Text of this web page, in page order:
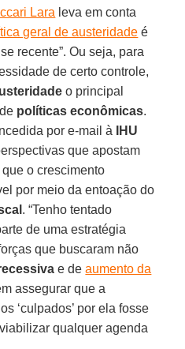
Lara leva em conta
geral de austeridade é
recente”. Ou seja, para
de certo controle,
o principal
políticas econômicas.
por e-mail à IHU
que apostam
o crescimento
por meio da entoação do
. “Tenho tentado
de uma estratégia
que buscaram não
e deaumento da
assegurar que a
‘culpados’ por ela fosse
qualquer agenda